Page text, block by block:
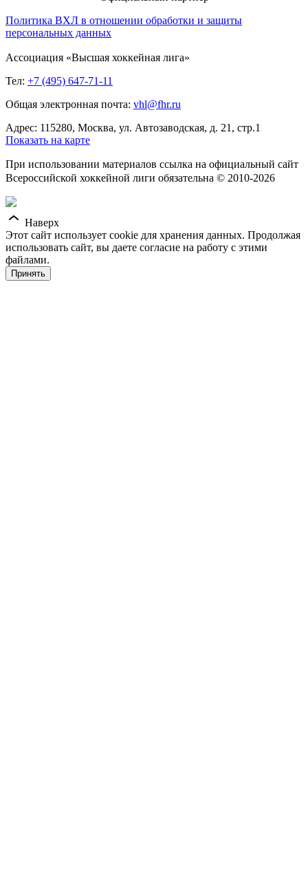
Политика ВХЛ в отношении обработки и защиты
персональных данных
Ассоциация «Высшая хоккейная лига»
Тел: +7 (495) 647-71-11
Общая электронная почта: vhl@fhr.ru
Адрес: 115280, Москва, ул. Автозаводская, д. 21, стр.1
Показать на карте
При использовании материалов ссылка на официальный сайт
Всероссийской хоккейной лиги обязательна © 2010-2026
Наверх
Этот сайт использует cookie для хранения данных. Продолжая
использовать сайт, вы даете согласие на работу с этими
файлами.
Принять